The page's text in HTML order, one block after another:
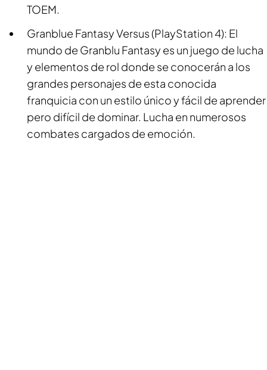
TOEM.
Granblue Fantasy Versus (PlayStation 4): El
mundo de Granblu Fantasy es un juego de lucha
y elementos de rol donde se conocerán a los
grandes personajes de esta conocida
franquicia con un estilo único y fácil de aprender
pero difícil de dominar. Lucha en numerosos
combates cargados de emoción.